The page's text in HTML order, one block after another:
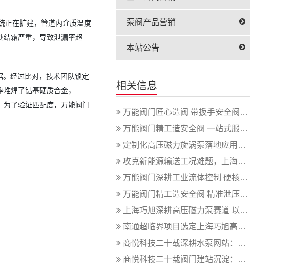
正在扩建，管道内介质温度
霜严重，导致泄漏率超
经过比对，技术团队锁定
焊了钴基硬质合金，
了验证匹配度，万能阀门
泵阀产品营销
本站公告
相关信息
万能阀门匠心造阀 带扳手安全阀适配多...
万能阀门精工造安全阀 一站式服务赋能...
定制化高压磁力旋涡泵落地应用，彰显上...
攻克新能源输送工况难题，上海巧旭高压...
万能阀门深耕工业流体控制 硬核球阀适...
万能阀门精工造安全阀 精准泄压守护工...
上海巧旭深耕高压磁力泵赛道 以多元产...
南通超临界项目选定上海巧旭高压磁力泵...
商悦科技二十载深耕水泵网站：从产品数...
商悦科技二十载阀门建站沉淀：用客户案...